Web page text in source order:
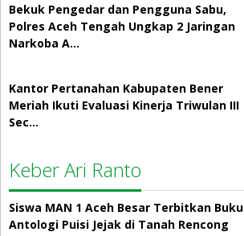
Bekuk Pengedar dan Pengguna Sabu,
Polres Aceh Tengah Ungkap 2 Jaringan
Narkoba A…
Kantor Pertanahan Kabupaten Bener
Meriah Ikuti Evaluasi Kinerja Triwulan III
Sec…
Keber Ari Ranto
Siswa MAN 1 Aceh Besar Terbitkan Buku
Antologi Puisi Jejak di Tanah Rencong